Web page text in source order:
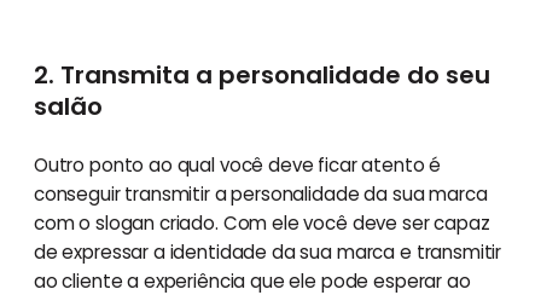
2. Transmita a personalidade do seu
salão
Outro ponto ao qual você deve ficar atento é
conseguir transmitir a personalidade da sua marca
com o slogan criado. Com ele você deve ser capaz
de expressar a identidade da sua marca e transmitir
ao cliente a experiência que ele pode esperar ao